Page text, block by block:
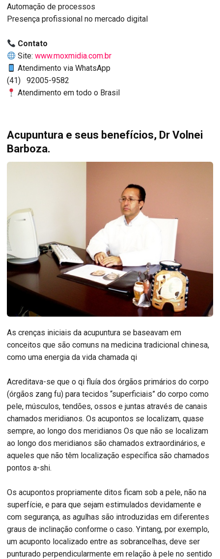
Automação de processos
Presença profissional no mercado digital
Contato
Site:www.moxmidia.com.br
Atendimento via WhatsApp
(41) 92005-9582
Atendimento em todo o Brasil
Acupuntura e seus benefícios, Dr Volnei
Barboza.
As crenças iniciais da acupuntura se baseavam em
conceitos que são comuns na medicina tradicional chinesa,
como uma energia da vida chamada qi
Acreditava-se que o qi fluía dos órgãos primários do corpo
(órgãos zang fu) para tecidos “superficiais” do corpo como
pele, músculos, tendões, ossos e juntas através de canais
chamados meridianos. Os acupontos se localizam, quase
sempre, ao longo dos meridianos Os que não se localizam
ao longo dos meridianos são chamados extraordinários, e
aqueles que não têm localização específica são chamados
pontos a-shi.
Os acupontos propriamente ditos ficam sob a pele, não na
superfície, e para que sejam estimulados devidamente e
com segurança, as agulhas são introduzidas em diferentes
graus de inclinação conforme o caso. Yintang, por exemplo,
um acuponto localizado entre as sobrancelhas, deve ser
punturado perpendicularmente em relação à pele no sentido